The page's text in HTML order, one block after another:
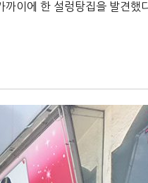
이에 한 설렁탕집을 발견했